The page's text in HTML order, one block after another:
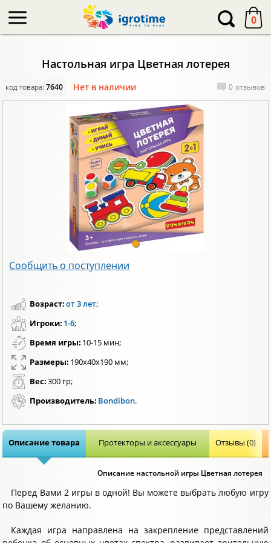
0
Настольная игра Цветная лотерея
код товара:7640 Нет в наличии 0 отзывов
Сообщить о поступлении
Возраст:от 3 лет;
Игроки: 1-6;
Время игры: 10-15 мин;
Размеры: 190х40х190 мм;
Вес:300 гр;
Производитель: Bondibon.
Описание товара Протекторы и аксессуары Отзывы (0)
Описание настольной игры Цветная лотерея
Перед Вами 2 игры в одной! Вы можете выбрать любую игру
по Вашему желанию.
Каждая игра направлена на закрепление представлений